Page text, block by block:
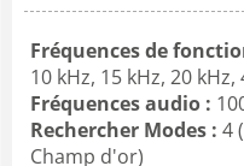
Fréquences de
10 kHz, 15 kHz, 20 kHz,
Fréquences audio :
Rechercher Modes : 4
Champ d'or)